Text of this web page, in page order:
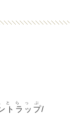
トラップ
とらっぷ
/